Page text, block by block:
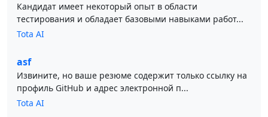
Кандидат имеет некоторый опыт в области
тестирования и обладает базовыми навыками работ...
Tota AI
asf
Извините, но ваше резюме содержит только ссылку на
профиль GitHub и адрес электронной п...
Tota AI